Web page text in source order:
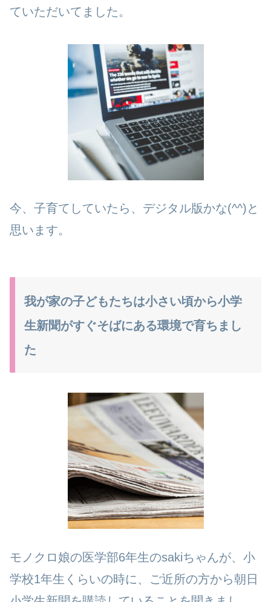
ていただいてました。
今、子育てしていたら、デジタル版かな(^^)と
思います。
我が家の子どもたちは小さい頃から小学
生新聞がすぐそばにある環境で育ちまし
た
モノクロ娘の医学部6年生のsakiちゃんが、小
学校1年生くらいの時に、ご近所の方から朝日